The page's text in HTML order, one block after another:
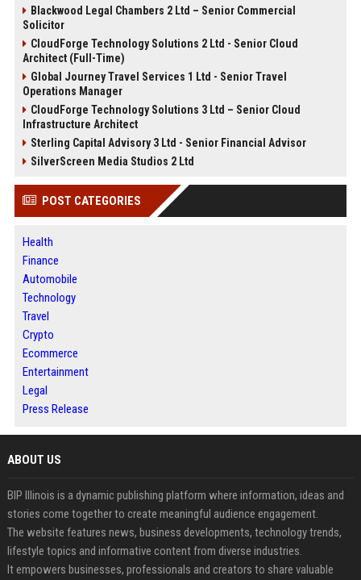
Blackwood Legal Chambers 2 Ltd – Senior Commercial
Solicitor
CloudForge Technology Solutions 2 Ltd - Senior Cloud
Architect (Full-Time)
Global Journey Travel Services 1 Ltd - Senior Travel
Operations Manager
CloudForge Technology Solutions 3 Ltd – Senior Cloud
Infrastructure Architect
Sterling Capital Advisory 3 Ltd - Senior Financial Advisor
SilverScreen Media Studios 2 Ltd
POST CATEGORIES
Health
Finance
Automobile
Technology
Travel
Crypto
Ecommerce
Entertainment
Legal
Press Release
ABOUT US
BIP Illinois is a dynamic publishing platform where information, ideas and
stories come together to create meaningful audience engagement.
The website features news, business developments, technology trends,
lifestyle topics and informative content from diverse industries.
It empowers businesses, professionals and creators to share valuable